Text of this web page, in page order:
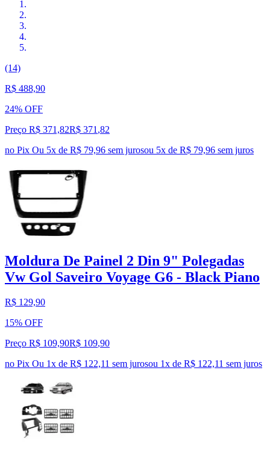
(14)
R$ 488,90
24% OFF
Preço R$ 371,82R$ 371 ,82
no Pix Ou 5x de R$ 79,96 sem jurosou 5x de R$ 79,96 sem juros
Moldura De Painel 2 Din 9" Polegadas
Vw Gol Saveiro Voyage G6 - Black Piano
R$ 129,90
15% OFF
Preço R$ 109,90R$ 109,90
no Pix Ou 1x de R$ 122,11 sem jurosou 1x de R$ 122,11 sem juros